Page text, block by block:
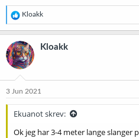
R
e
a
k
s
j
o
e
Kloakk
Kloakk
3 Jun 2021
Ekuanot skrev:
Ok jeg har 3-4 meter lange slanger